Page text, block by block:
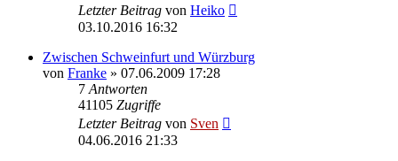
Letzter Beitrag von Heiko
03.10.2016 16:32
Zwischen Schweinfurt und Würzburg
von Franke » 07.06.2009 17:28
7 Antworten
41105 Zugriffe
Letzter Beitrag von Sven
04.06.2016 21:33